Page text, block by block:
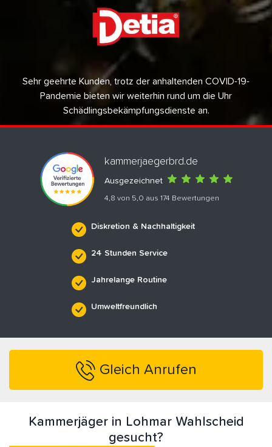
Sehr geehrte Kunden, trotz der anhaltenden COVID-19-
Pandemie bieten wir weiterhin rund um die Uhr
Schädlingsbekämpfungsdienste an.
kammerjaegerbrd.de
Ausgezeichnet
4,8 von 5,0 aus 174 Bewertungen
Diskretion & Nachhaltigkeit
24 Stunden Service
Jahrelange Routine
Umweltfreundlich
Gleich Anrufen
Kammerjäger in Lohmar Wahlscheid
gesucht?